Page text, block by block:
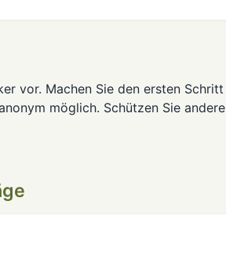
vor. Machen Sie den ersten Schritt
möglich. Schützen Sie andere